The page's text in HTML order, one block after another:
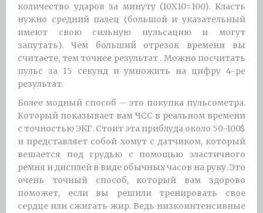
количество ударов за минуту (10Х10=100). Класть
нужно средний палец (большой и указательный
имеют свою сильную пульсацию и могут
запутать). Чем больший отрезок времени вы
считаете, тем точнее результат . Можно посчитать
пульс за 15 секунд и умножить на цифру 4-ре
результат.
Более модный способ – это покупка пульсометра.
Который показывает вам ЧСС в реальном времени
с точностью ЭКГ. Стоит эта приблуда около 50-100$
и представляет собой хомут с датчиком, который
вешается под грудью с помощью эластичного
ремня и дисплей в виде обычных часов на руку. Это
очень точный способ, который вам здорово
поможет, если вы решили тренировать свое
сердце или сжигать жир. Ведь низкоинтенсивные